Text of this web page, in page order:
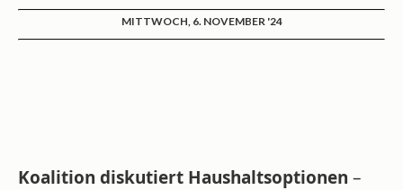
MITTWOCH, 6. NOVEMBER '24
Koalition diskutiert Haushaltsoptionen –